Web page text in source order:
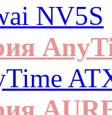
NV5S